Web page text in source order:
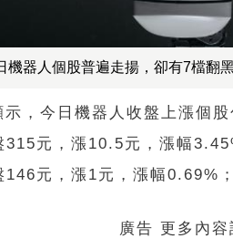
機器人個股普遍走揚，卻有7檔翻
，今日機器人收盤上漲個
元，漲10.5元，漲幅
元，漲1元，漲幅0.69%
廣告 更多內